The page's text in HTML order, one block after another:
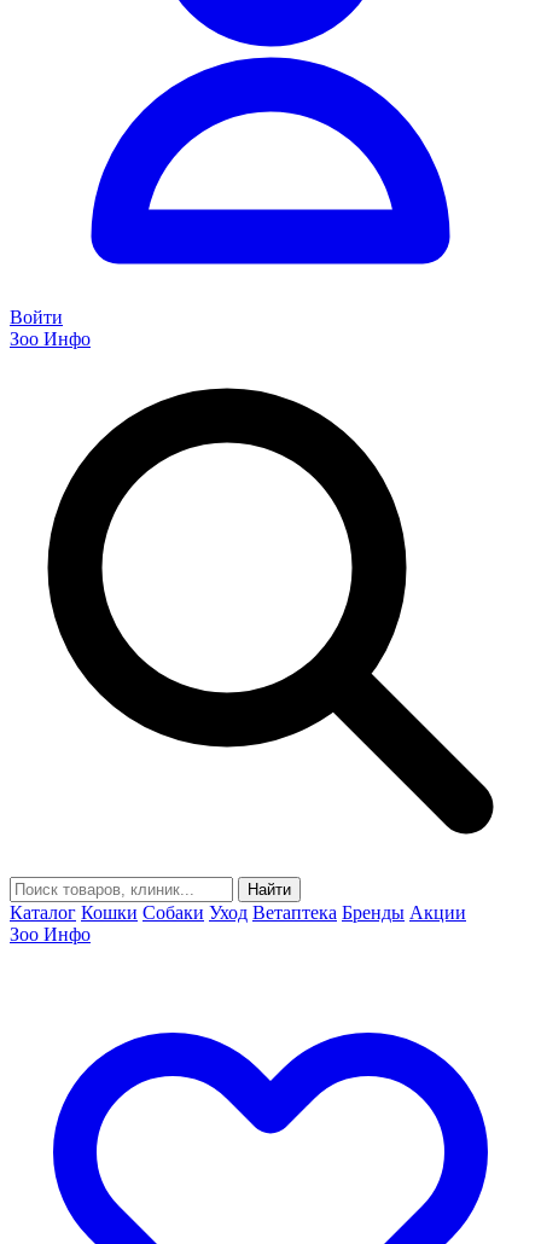
Войти
Зоо Инфо
Найти
Каталог Кошки Собаки Уход Ветаптека Бренды Акции
Зоо Инфо